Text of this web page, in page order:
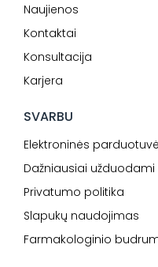
Naujienos
Kontaktai
Konsultacija
Karjera
SVARBU
Elektroninės
Dažniausiai
Privatumo politika
Slapukų naudojimas
Farmakologinio